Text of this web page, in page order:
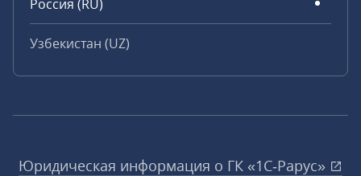
Россия (RU)
Узбекистан (UZ)
Юридическая информация о ГК «1С‑Рарус»